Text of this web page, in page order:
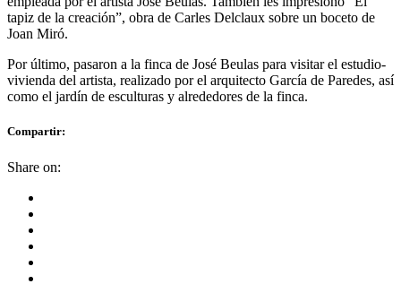
tapiz de la creación”, obra de Carles Delclaux sobre un boceto de
Joan Miró.
Por último, pasaron a la finca de José Beulas para visitar el estudio-
vivienda del artista, realizado por el arquitecto García de Paredes, así
como el jardín de esculturas y alrededores de la finca.
Compartir:
Share on: